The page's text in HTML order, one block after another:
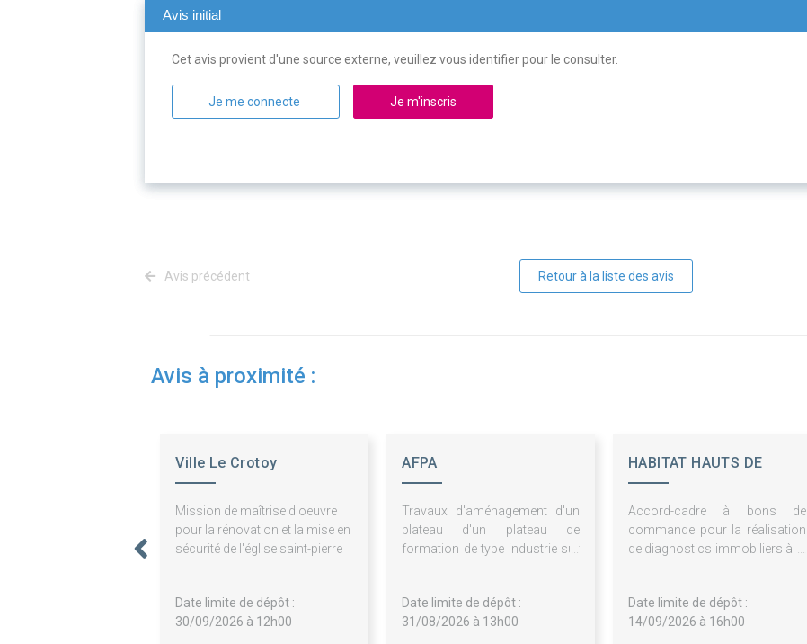
Avis initial
Cet avis provient d'une source externe, veuillez vous identifier pour le consulter.
Je me connecte Je m'inscris
Avis précédent Retour à la liste des avis
Avis à proximité :
Ville Le Crotoy
Mission de maîtrise d'oeuvre
pour la rénovation et la mise en
sécurité de l'église saint-pierre
Date limite de dépôt :
30/09/2026 à 12h00
AFPA
Travaux d'aménagement d'un
plateau d'un plateau de
formation de type industrie sur
Date limite de dépôt :
31/08/2026 à 13h00
HABITAT HAUTS DE
Accord-cadre à bons de
commande pour la réalisation
de diagnostics immobiliers à la
opérations programmées
d'entretien du patrimoine du
Date limite de dépôt :
14/09/2026 à 16h00